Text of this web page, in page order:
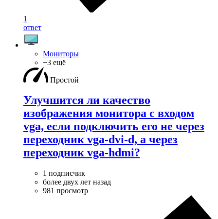
1
ответ
Мониторы
+3 ещё
Простой
Улучшится ли качество
изображения монитора с входом
vga, если подключить его не через
переходник vga-dvi-d, а через
переходник vga-hdmi?
1 подписчик
более двух лет назад
981 просмотр